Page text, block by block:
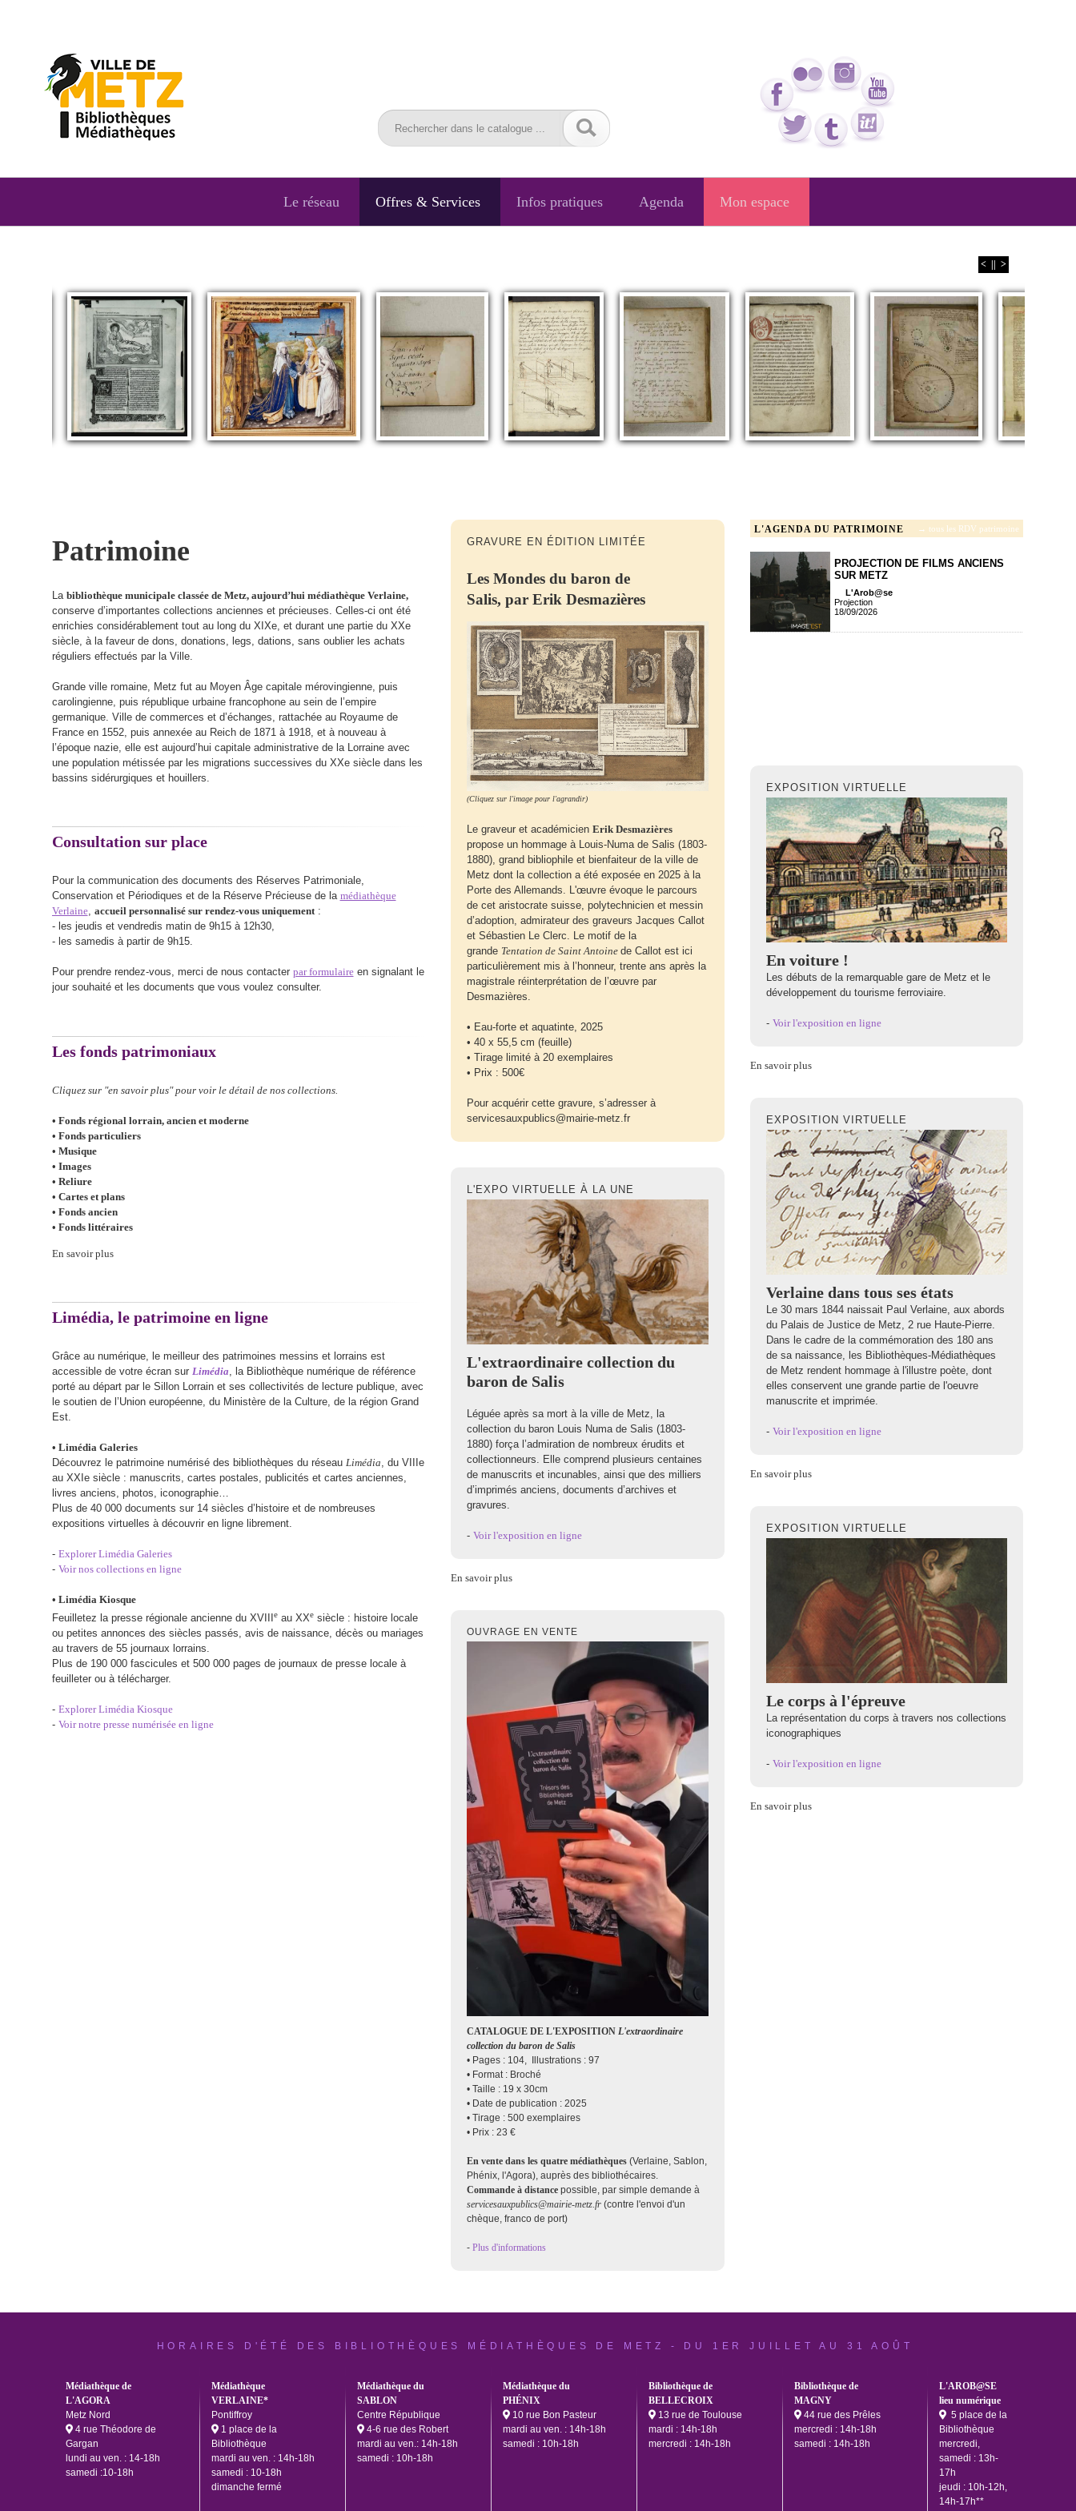
Le réseau Offres & Services Infos pratiques Agenda Mon espace
< >
Patrimoine
La bibliothèque municipale classée de Metz, aujourd’hui médiathèque Verlaine,
conserve d’importantes collections anciennes et précieuses. Celles-ci ont été
enrichies considérablement tout au long du XIXe, et durant une partie du XXe
siècle, à la faveur de dons, donations, legs, dations, sans oublier les achats
réguliers effectués par la Ville.
Grande ville romaine, Metz fut au Moyen Âge capitale mérovingienne, puis
carolingienne, puis république urbaine francophone au sein de l’empire
germanique. Ville de commerces et d’échanges, rattachée au Royaume de
France en 1552, puis annexée au Reich de 1871 à 1918, et à nouveau à
l’époque nazie, elle est aujourd’hui capitale administrative de la Lorraine avec
une population métissée par les migrations successives du XXe siècle dans les
bassins sidérurgiques et houillers.
Consultation sur place
Pour la communication des documents des Réserves Patrimoniale,
Conservation et Périodiques et de la Réserve Précieuse de la médiathèque
Verlaine, accueil personnalisé sur rendez-vous uniquement:
- les jeudis et vendredis matin de 9h15 à 12h30,
- les samedis à partir de 9h15.
Pour prendre rendez-vous, merci de nous contacter par formulaireen signalant le
jour souhaité et les documents que vous voulez consulter.
Les fonds patrimoniaux
Cliquez sur "en savoir plus" pour voir le détail de nos collections.
• Fonds régional lorrain, ancien et moderne
• Fonds particuliers
• Musique
• Images
• Reliure
• Cartes et plans
• Fonds ancien
• Fonds littéraires
En savoir plus
Limédia, le patrimoine en ligne
Grâce au numérique, le meilleur des patrimoines messins et lorrains est
accessible de votre écran sur Limédia , la Bibliothèque numérique de référence
porté au départ par le Sillon Lorrain et ses collectivités de lecture publique, avec
le soutien de l’Union européenne, du Ministère de la Culture, de la région Grand
Est.
• Limédia Galeries
Découvrez le patrimoine numérisé des bibliothèques du réseau Limédia , du VIIIe
au XXIe siècle : manuscrits, cartes postales, publicités et cartes anciennes,
livres anciens, photos, iconographie…
Plus de 40 000 documents sur 14 siècles d’histoire et de nombreuses
expositions virtuelles à découvrir en ligne librement.
- Explorer Limédia Galeries
- Voir nos collections en ligne
• Limédia Kiosque
Feuilletez la presse régionale ancienne du XVIII
eau XXesiècle : histoire locale
ou petites annonces des siècles passés, avis de naissance, décès ou mariages
au travers de 55 journaux lorrains.
Plus de 190 000 fascicules et 500 000 pages de journaux de presse locale à
feuilleter ou à télécharger.
- Explorer Limédia Kiosque
- Voir notre presse numérisée en ligne
GRAVURE EN ÉDITION LIMITÉE
Les Mondes du baron de
Salis, par Erik Desmazières
(Cliquez sur l'image pour l'agrandir)
Le graveur et académicien Erik Desmazières
propose un hommage à Louis-Numa de Salis (1803-
1880), grand bibliophile et bienfaiteur de la ville de
Metz dont la collection a été exposée en 2025 à la
Porte des Allemands. L'œuvre évoque le parcours
de cet aristocrate suisse, polytechnicien et messin
d’adoption, admirateur des graveurs Jacques Callot
et Sébastien Le Clerc. Le motif de la
grande Tentation de Saint Antoine de Callot est ici
particulièrement mis à l’honneur, trente ans après la
magistrale réinterprétation de l’œuvre par
Desmazières.
• Eau-forte et aquatinte, 2025
• 40 x 55,5 cm (feuille)
• Tirage limité à 20 exemplaires
• Prix : 500€
Pour acquérir cette gravure, s’adresser à
servicesauxpublics@mairie-metz.fr
L'EXPO VIRTUELLE À LA UNE
L'extraordinaire collection du
baron de Salis
Léguée après sa mort à la ville de Metz, la
collection du baron Louis Numa de Salis (1803-
1880) força l’admiration de nombreux érudits et
collectionneurs. Elle comprend plusieurs centaines
de manuscrits et incunables, ainsi que des milliers
d’imprimés anciens, documents d’archives et
gravures.
- Voir l'exposition en ligne
En savoir plus
OUVRAGE EN VENTE
CATALOGUE DE L'EXPOSITION L'extraordinaire
collection du baron de Salis
• Pages : 104, Illustrations : 97
• Format : Broché
• Taille : 19 x 30cm
• Date de publication : 2025
• Tirage : 500 exemplaires
• Prix : 23 €
En vente dans les quatre médiathèques(Verlaine, Sablon,
Phénix, l'Agora), auprès des bibliothécaires.
Commande à distance possible, par simple demande à
servicesauxpublics@mairie-metz.fr(contre l'envoi d'un
chèque, franco de port)
- Plus d'informations
L'AGENDA DU PATRIMOINE → tous les RDV patrimoine
EXPOSITION VIRTUELLE
En voiture !
Les débuts de la remarquable gare de Metz et le
développement du tourisme ferroviaire.
- Voir l'exposition en ligne
En savoir plus
EXPOSITION VIRTUELLE
Verlaine dans tous ses états
Le 30 mars 1844 naissait Paul Verlaine, aux abords
du Palais de Justice de Metz, 2 rue Haute-Pierre.
Dans le cadre de la commémoration des 180 ans
de sa naissance, les Bibliothèques-Médiathèques
de Metz rendent hommage à l'illustre poète, dont
elles conservent une grande partie de l'oeuvre
manuscrite et imprimée.
- Voir l'exposition en ligne
En savoir plus
EXPOSITION VIRTUELLE
Le corps à l'épreuve
La représentation du corps à travers nos collections
iconographiques
- Voir l'exposition en ligne
En savoir plus
HORAIRES D'ÉTÉ DES BIBLIOTHÈQUES MÉDIATHÈQUES DE METZ - DU 1ER JUILLET AU 31 AOÛT
Médiathèque de
L'AGORA
Metz Nord
4 rue Théodore de
Gargan
lundi au ven. : 14-18h
samedi :10-18h
Médiathèque
VERLAINE*
Pontiffroy
1 place de la
Bibliothèque
mardi au ven. : 14h-18h
samedi : 10-18h
dimanche fermé
Médiathèque du
SABLON
Centre République
4-6 rue des Robert
mardi au ven.: 14h-18h
samedi : 10h-18h
Médiathèque du
PHÉNIX
10 rue Bon Pasteur
mardi au ven. : 14h-18h
samedi : 10h-18h
Bibliothèque de
BELLECROIX
13 rue de Toulouse
mardi : 14h-18h
mercredi : 14h-18h
Bibliothèque de
MAGNY
44 rue des Prêles
mercredi : 14h-18h
samedi : 14h-18h
L'AROB@SE
lieu numérique
5 place de la
Bibliothèque
mercredi,
samedi : 13h-
17h
jeudi : 10h-12h,
14h-17h**